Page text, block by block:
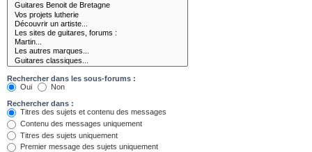
Rechercher dans les sous-forums :
Oui
Non
Rechercher dans :
Titres des sujets et contenu des messages
Contenu des messages uniquement
Titres des sujets uniquement
Premier message des sujets uniquement